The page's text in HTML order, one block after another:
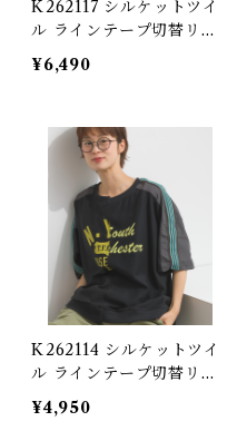
K262117 シルケットツイ
ル ラインテープ切替リメ
イク風ジャンパースカート
/ Silket-Finish Twill Re
ss with Line Tape
¥6,490
K262114 シルケットツイ
ル ラインテープ切替リメ
イク風ロゴプルオーバー /
Mercerized Twill Rema
¥4,950